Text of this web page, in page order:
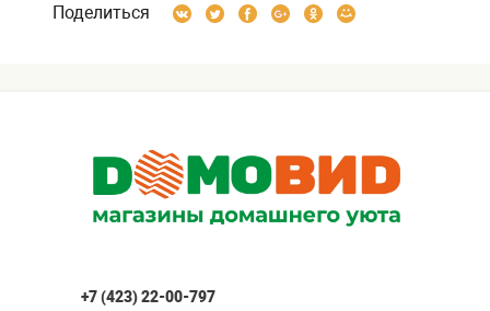
Поделиться
+7 (423) 22-00-797